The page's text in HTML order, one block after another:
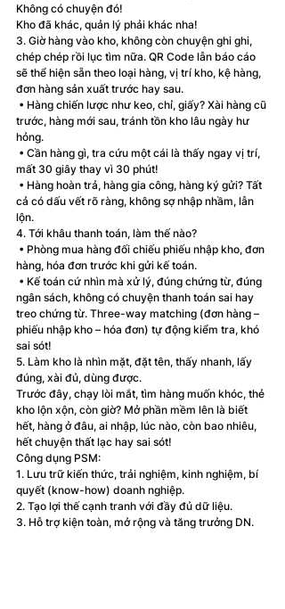
Không có chuyện đó!
Kho đã khác, quản lý phải khác nha!
3. Giờ hàng vào kho, không còn chuyện ghi ghi,
chép chép rồi lục tìm nữa. QR Code lẫn báo cáo
sẽ thể hiện sẵn theo loại hàng, vị trí kho, kệ hàng,
đơn hàng sản xuất trước hay sau.
• Hàng chiến lược như keo, chỉ, giấy? Xài hàng cũ
trước, hàng mới sau, tránh tồn kho lâu ngày hư
hỏng.
• Cần hàng gì, tra cứu một cái là thấy ngay vị trí,
mất 30 giây thay vì 30 phút!
• Hàng hoàn trả, hàng gia công, hàng ký gửi? Tất
cả có dấu vết rõ ràng, không sợ nhập nhầm, lẫn
lộn.
4. Tới khâu thanh toán, làm thế nào?
• Phòng mua hàng đối chiếu phiếu nhập kho, đơn
hàng, hóa đơn trước khi gửi kế toán.
• Kế toán cứ nhìn mà xử lý, đúng chứng từ, đúng
ngân sách, không có chuyện thanh toán sai hay
treo chứng từ. Three-way matching (đơn hàng –
phiếu nhập kho – hóa đơn) tự động kiểm tra, khó
sai sót!
5. Làm kho là nhìn mặt, đặt tên, thấy nhanh, lấy
đúng, xài đủ, dùng được.
Trước đây, chạy lòi mắt, tìm hàng muốn khóc, thẻ
kho lộn xộn, còn giờ? Mở phần mềm lên là biết
hết, hàng ở đâu, ai nhập, lúc nào, còn bao nhiêu,
hết chuyện thất lạc hay sai sót!
Công dụng PSM:
1. Lưu trữ kiến thức, trải nghiệm, kinh nghiệm, bí
quyết (know-how) doanh nghiệp.
2. Tạo lợi thế cạnh tranh với đầy đủ dữ liệu.
3. Hỗ trợ kiện toàn, mở rộng và tăng trưởng DN.